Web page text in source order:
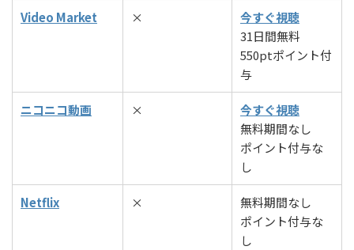
Video Market ×
今すぐ視聴
31日間無料
550ptポイント付
与
ニコニコ動画 ×
今すぐ視聴
無料期間なし
ポイント付与な
し
Netflix ×
無料期間なし
ポイント付与な
し